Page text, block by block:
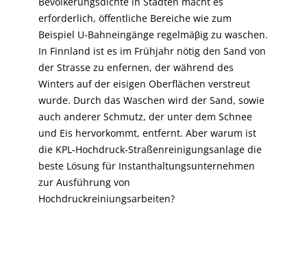
erforderlich, öffentliche Bereiche wie zum
Beispiel U-Bahneingänge regelmäβig zu waschen.
In Finnland ist es im Frühjahr nötig den Sand von
der Strasse zu enfernen, der während des
Winters auf der eisigen Oberflächen verstreut
wurde. Durch das Waschen wird der Sand, sowie
auch anderer Schmutz, der unter dem Schnee
und Eis hervorkommt, entfernt. Aber warum ist
die KPL-Hochdruck-Straßenreinigungsanlage die
beste Lösung für Instanthaltungsunternehmen
zur Ausführung von
Hochdruckreiniungsarbeiten?